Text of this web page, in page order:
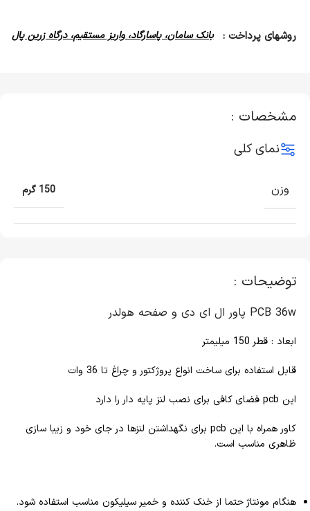
روشهای پرداخت : بانک سامان، پاسارگاد، واریز مستقیم، درگاه زرین پال
توضیحات :
PCB 36w پاور ال ای دی و صفحه هولدر
ابعاد : قطر 150 میلیمتر
قابل استفاده برای ساخت انواع پروژکتور و چراغ تا 36 وات
این pcb فضای کافی برای نصب لنز پایه دار را دارد
کاور همراه با این pcb برای نگهداشتن لنزها در جای خود و زیبا سازی
ظاهری مناسب است.
هنگام مونتاژ حتما از خنک کننده و خمیر سیلیکون مناسب استفاده شود.
مشخصات :
نمای کلی
وزن 150 گرم